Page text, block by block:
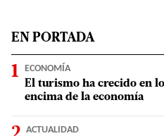
EN PORTADA
ECONOMÍA
El turismo ha crecido en
encima de la economía
ACTUALIDAD